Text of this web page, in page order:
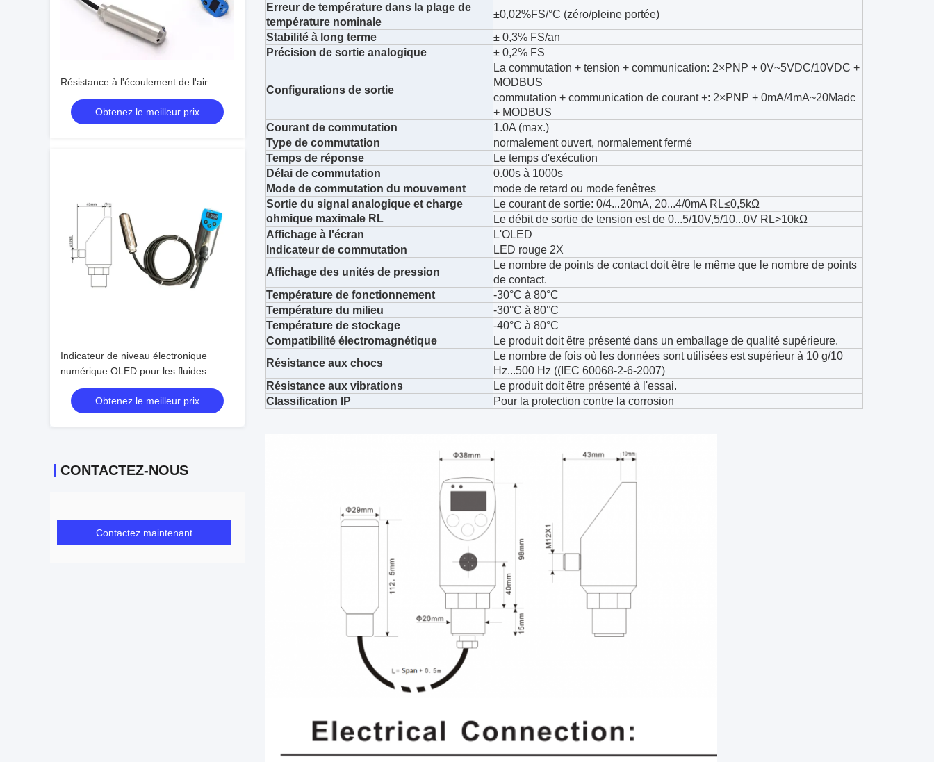
Résistance à l'écoulement de l'air
Obtenez le meilleur prix
Indicateur de niveau électronique
numérique OLED pour les fluides
hydrauliques
Obtenez le meilleur prix
CONTACTEZ-NOUS
Contactez maintenant
Erreur de température dans la plage de
température nominale
±0,02%FS/°C (zéro/pleine portée)
Stabilité à long terme
± 0,3% FS/an
Précision de sortie analogique
± 0,2% FS
Configurations de sortie
La commutation + tension + communication: 2×PNP + 0V~5VDC/10VDC +
MODBUS
commutation + communication de courant +: 2×PNP + 0mA/4mA~20Madc
+ MODBUS
Courant de commutation
1.0A (max.)
Type de commutation
normalement ouvert, normalement fermé
Temps de réponse
Le temps d'exécution
Délai de commutation
0.00s à 1000s
Mode de commutation du mouvement
mode de retard ou mode fenêtres
Sortie du signal analogique et charge
ohmique maximale RL
Le courant de sortie: 0/4...20mA, 20...4/0mA RL≤0,5kΩ
Le débit de sortie de tension est de 0...5/10V,5/10...0V RL>10kΩ
Affichage à l'écran
L'OLED
Indicateur de commutation
LED rouge 2X
Affichage des unités de pression
Le nombre de points de contact doit être le même que le nombre de points
de contact.
Température de fonctionnement
-30°C à 80°C
Température du milieu
-30°C à 80°C
Température de stockage
-40°C à 80°C
Compatibilité électromagnétique
Le produit doit être présenté dans un emballage de qualité supérieure.
Résistance aux chocs
Le nombre de fois où les données sont utilisées est supérieur à 10 g/10
Hz...500 Hz ((IEC 60068-2-6-2007)
Résistance aux vibrations
Le produit doit être présenté à l'essai.
Classification IP
Pour la protection contre la corrosion